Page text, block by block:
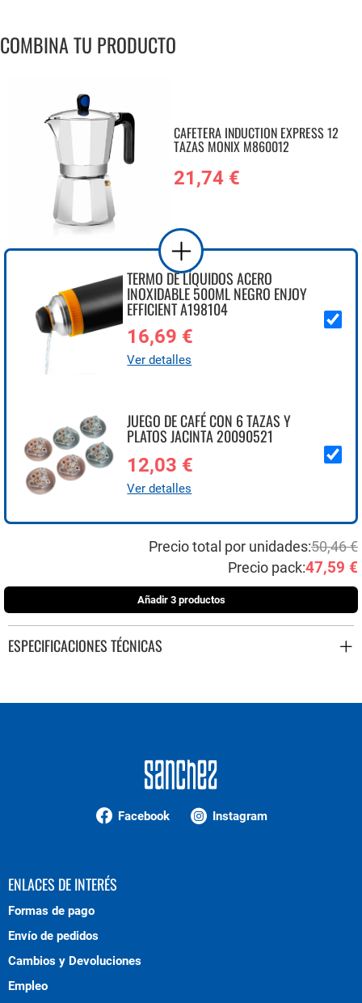
COMBINA TU PRODUCTO
CAFETERA INDUCTION EXPRESS 12
TAZAS MONIX M860012
21,74 €
TERMO DE LÍQUIDOS ACERO
INOXIDABLE 500ML NEGRO ENJOY
EFFICIENT A198104
16,69 €
Ver detalles
JUEGO DE CAFÉ CON 6 TAZAS Y
PLATOS JACINTA 20090521
12,03 €
Ver detalles
Precio total por unidades:50,46 €
Precio pack:47,59 €
Añadir 3 productos
ESPECIFICACIONES TÉCNICAS
Facebook Instagram
ENLACES DE INTERÉS
Formas de pago
Envío de pedidos
Cambios y Devoluciones
Empleo